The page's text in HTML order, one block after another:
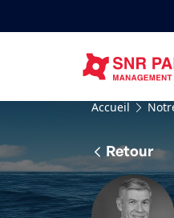
Accueil
Retour